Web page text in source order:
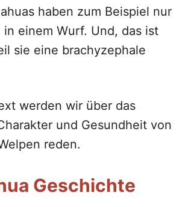
haben zum Beispiel nur
in einem Wurf. Und, das ist
sie eine brachyzephale
werden wir über das
und Gesundheit von
reden.
Geschichte